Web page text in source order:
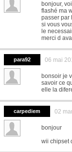
bonjour,
flashé ma
passer par
si vous
le
merci d
para92 06 mai
bonsoir je
savoir ce
elle la
carpediem 02
bonjour
wii chipset